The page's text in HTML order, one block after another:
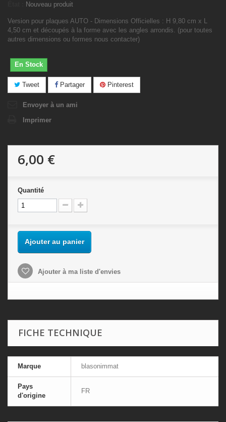
Nouveau produit
Version pour plaques AUTO - Dimensions Officielles : H 9,80 cm x L
4,50 cm et découpés à la forme avec les angles arrondis. (pour toutes
autres dimensions ou formes nous contacter)
En Stock
Tweet Partager Pinterest
Envoyer à un ami
Imprimer
6,00 €
Quantité
Ajouter au panier
Ajouter à ma liste d'envies
FICHE TECHNIQUE
Marque blasonimmat
Pays
d'origine
FR